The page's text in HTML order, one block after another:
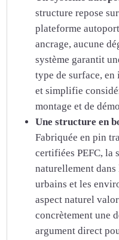
structure repose
plateforme
ancrage, aucune
système garantit
type de surface,
et simplifie
montage et de
Une structure en
Fabriquée en pin
certifiées PEFC, la
naturellement dans
urbains et les
aspect naturel
concrètement une
argument direct